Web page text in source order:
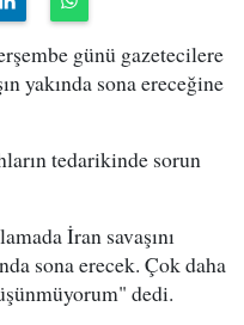
günü gazetecilere
yakında sona ereceğine
tedarikinde sorun
İran savaşını
sona erecek. Çok daha
dedi.